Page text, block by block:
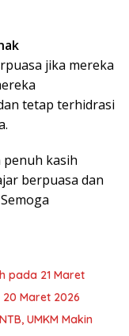
jika mereka
tetap terhidrasi
kasih
berpuasa dan
pada 21 Maret
Maret 2026
UMKM Makin